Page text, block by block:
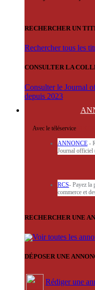
RECHERCHER UN
Rechercher tous les
CONSULTER LA
Consulter le Journal
depuis 2023
Avec le téléservice
ANNONCE -
Journal
RCS- Payez la
commerce et
RECHERCHER UNE
Voir toutes les
DÉPOSER UNE
Rédiger une